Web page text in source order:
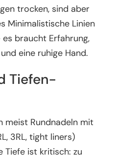
trocken, sind aber
Minimalistische Linien
braucht Erfahrung,
eine ruhige Hand.
Tiefen-
meist Rundnadeln mit
3RL, tight liners)
Tiefe ist kritisch: zu